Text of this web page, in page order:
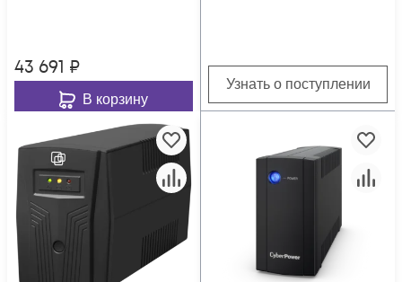
43 691 ₽
В корзину
Узнать о поступлении